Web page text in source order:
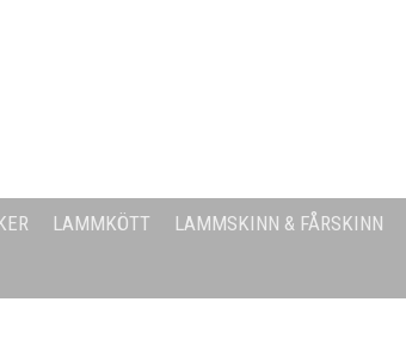
LAMMKÖTT LAMMSKINN & FÅRSKINN